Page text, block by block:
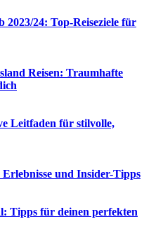
2023/24: Top-Reiseziele für
Reisen: Traumhafte
Leitfaden für stilvolle,
Erlebnisse und Insider-Tipps
Tipps für deinen perfekten